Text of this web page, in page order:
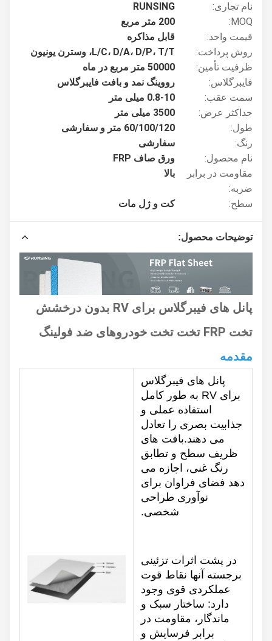
نام تجاری:
RUNSING
MOQ:
قیمت واحد:
قابل مذاکره
روش پرداخت:
L/C، D/A، D/P، T/T، وسترن یونیون
ظرفیت تأمین:
50000 متر مربع در ماه
فایبرگلاس:
رووینگ نمد و بافت فایبرگلاس
سمت عقب:
0.8-10 میلی متر
حداکثر عرض:
3500 میلی متر
طول:
60/100/120 متر و سفارشی
سفارشی
نام محصول:
ورق صاف FRP
مقاومت در برابر
ضربه:
بالا
سطح: کت و ژل مات
توضیحات محصول:
پانل های فیبرگلاس برای RV بدون درخشش
تخت FRP تخت تخت خودروهای ضد فولینگ
مقدمه
پانل های فیبرگلاس
برای RV به طور کامل
استفاده عملی و
جذابیت بصری را تعادل
می دهند.بافت های
ظریف سطح و تطابق
رنگ غنی، اجازه می
دهد فضای فراوان برای
نوآوری طراحی
شخصی.
در پشت اثرات تزئینی
برجسته آنها نقاط قوت
عملکردی قوی وجود
دارد: ساختار سبک و
ماندگار، مقاومت در
برابر فرسایش و